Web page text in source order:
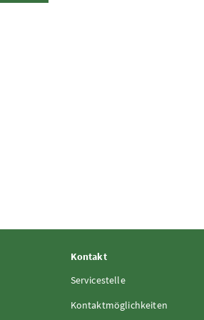
Kontakt
Servicestelle
Kontaktmöglichkeiten